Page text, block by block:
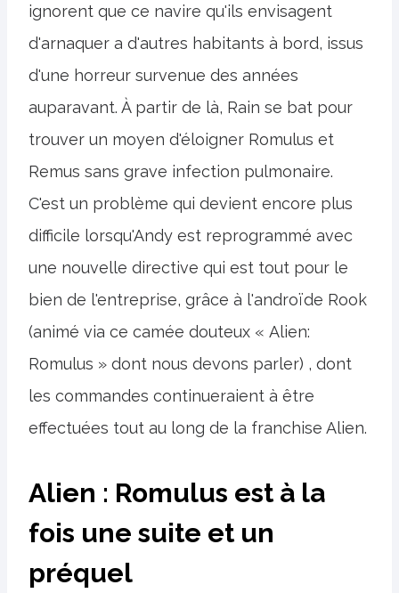
ignorent que ce navire qu'ils envisagent
d'arnaquer a d'autres habitants à bord, issus
d'une horreur survenue des années
auparavant. À partir de là, Rain se bat pour
trouver un moyen d'éloigner Romulus et
Remus sans grave infection pulmonaire.
C'est un problème qui devient encore plus
difficile lorsqu'Andy est reprogrammé avec
une nouvelle directive qui est tout pour le
bien de l'entreprise, grâce à l'androïde Rook
(animé via ce camée douteux « Alien:
Romulus » dont nous devons parler) , dont
les commandes continueraient à être
effectuées tout au long de la franchise Alien.
Alien : Romulus est à la
fois une suite et un
préquel